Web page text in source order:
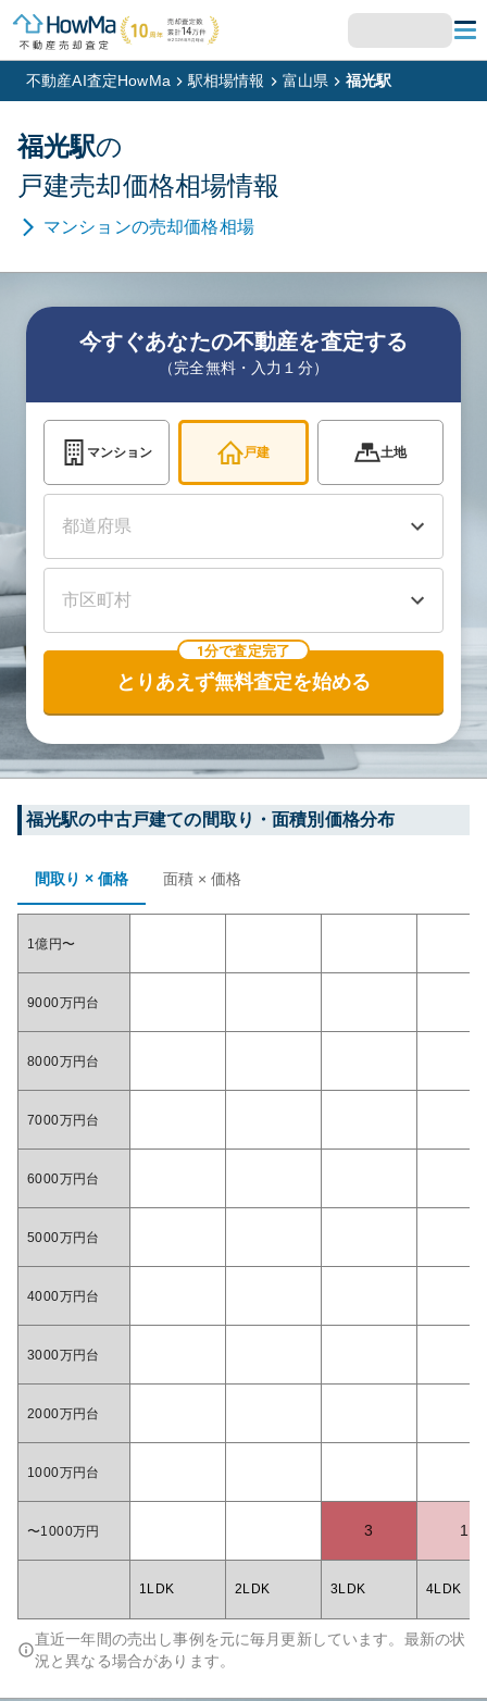
不動産AI査定HowMa 駅相場情報 富山県 福光駅
福光駅の
戸建売却価格相場情報
マンションの売却価格相場
今すぐあなたの不動産を査定する
（完全無料・入力１分）
マンション 戸建 土地
1分で査定完了
とりあえず無料査定を始める
福光駅の中古戸建ての間取り・面積別価格分布
間取り × 価格 面積 × 価格
1億円〜
9000万円台
8000万円台
7000万円台
6000万円台
5000万円台
4000万円台
3000万円台
2000万円台
1000万円台
〜1000万円 3 1
1LDK 2LDK 3LDK 4LDK
直近一年間の売出し事例を元に毎月更新しています。最新の状
況と異なる場合があります。